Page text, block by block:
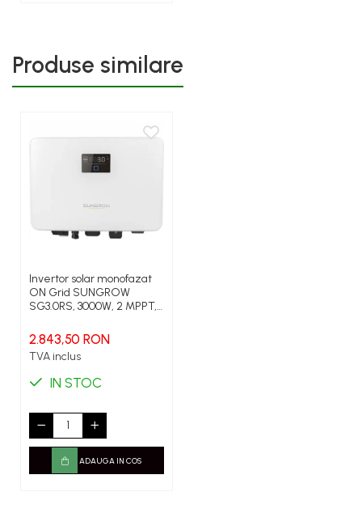
Produse similare
Invertor solar monofazat
ON Grid SUNGROW
SG3.0RS, 3000W, 2 MPPT,
2.843,50 RON
TVA inclus
IN STOC
ADAUGA IN COS